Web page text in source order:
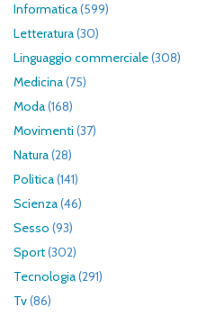
Informatica(599)
Letteratura(30)
Linguaggio commerciale(308)
Medicina(75)
Moda(168)
Movimenti (37)
Natura(28)
Politica(141)
Scienza(46)
Sesso (93)
Sport(302)
Tecnologia(291)
Tv(86)